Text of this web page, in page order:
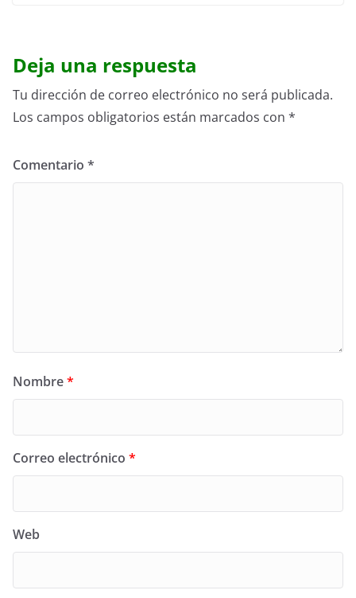
Deja una respuesta
Tu dirección de correo electrónico no será publicada.
Los campos obligatorios están marcados con *
Comentario *
Nombre*
Correo electrónico *
Web